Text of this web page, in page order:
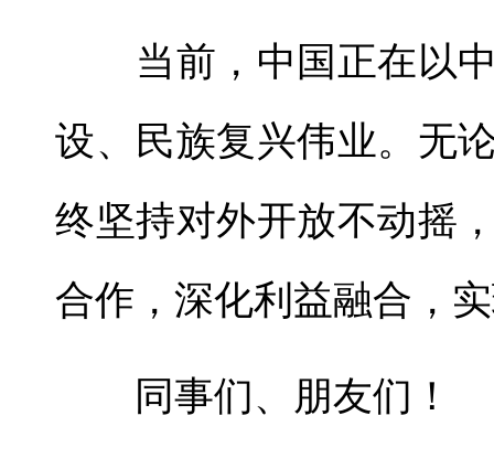
当前，中国正在以中
设、民族复兴伟业。无
终坚持对外开放不动摇
合作，深化利益融合，
同事们、朋友们！